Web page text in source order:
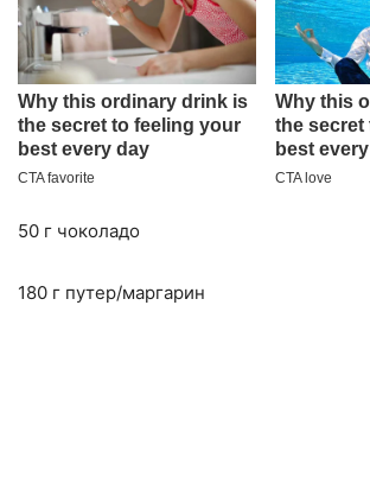
50 г чоколадо
180 г путер/маргарин